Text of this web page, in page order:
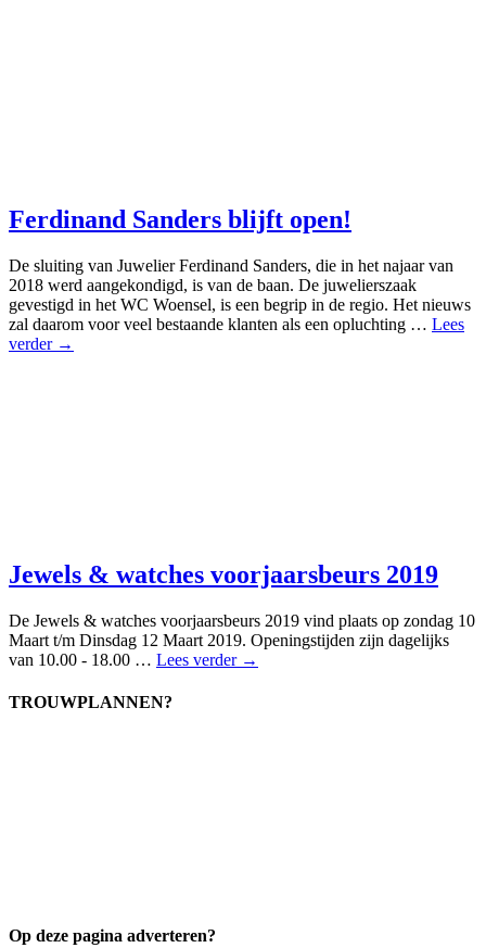
Ferdinand Sanders blijft open!
De sluiting van Juwelier Ferdinand Sanders, die in het najaar van
2018 werd aangekondigd, is van de baan. De juwelierszaak
gevestigd in het WC Woensel, is een begrip in de regio. Het nieuws
zal daarom voor veel bestaande klanten als een opluchting … Lees
verder →
Jewels & watches voorjaarsbeurs 2019
De Jewels & watches voorjaarsbeurs 2019 vind plaats op zondag 10
Maart t/m Dinsdag 12 Maart 2019. Openingstijden zijn dagelijks
van 10.00 - 18.00 … Lees verder →
TROUWPLANNEN?
Op deze pagina adverteren?